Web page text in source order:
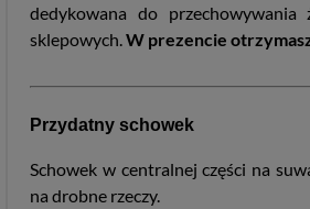
dedykowana do
sklepowych. W prezencie
Przydatny schowek
Schowek w centralnej części na
na drobne rzeczy.